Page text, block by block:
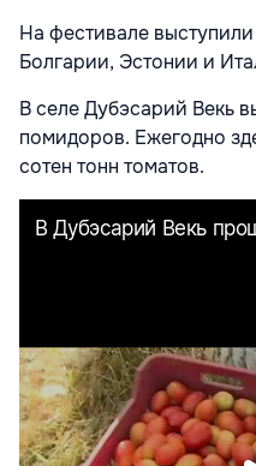
На фестивале
Болгарии, Эстонии и
В селе Дубэсарий Векь
помидоров. Ежегодно
сотен тонн томатов.